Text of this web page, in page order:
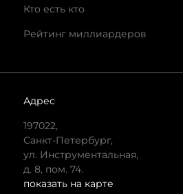
Кто есть кто
Рейтинг миллиардеров
Адрес
197022,
Санкт-Петербург,
ул. Инструментальная,
д. 8, пом. 74.
показать на карте